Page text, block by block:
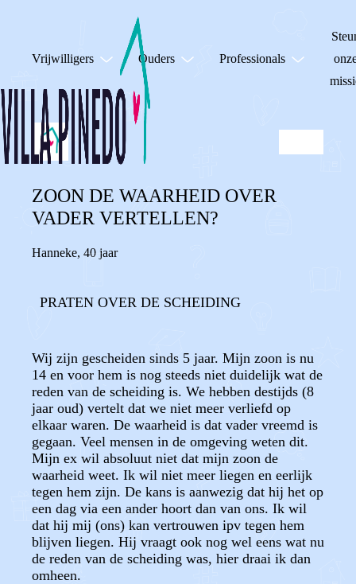
Vrijwilligers Ouders Professionals
ZOON DE WAARHEID OVER
VADER VERTELLEN?
Hanneke, 40 jaar
PRATEN OVER DE SCHEIDING
Wij zijn gescheiden sinds 5 jaar. Mijn zoon is nu
14 en voor hem is nog steeds niet duidelijk wat de
reden van de scheiding is. We hebben destijds (8
jaar oud) vertelt dat we niet meer verliefd op
elkaar waren. De waarheid is dat vader vreemd is
gegaan. Veel mensen in de omgeving weten dit.
Mijn ex wil absoluut niet dat mijn zoon de
waarheid weet. Ik wil niet meer liegen en eerlijk
tegen hem zijn. De kans is aanwezig dat hij het op
een dag via een ander hoort dan van ons. Ik wil
dat hij mij (ons) kan vertrouwen ipv tegen hem
blijven liegen. Hij vraagt ook nog wel eens wat nu
de reden van de scheiding was, hier draai ik dan
omheen.